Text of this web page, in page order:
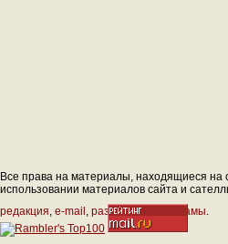
Все права на материалы, находящиеся на
использовании материалов сайта и
редакция, e-mail , размещение рекламы.